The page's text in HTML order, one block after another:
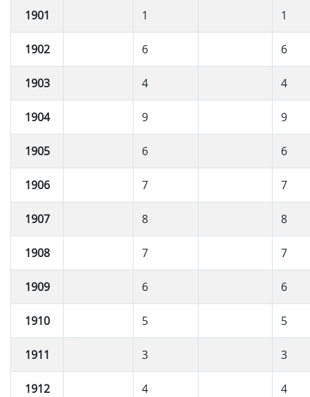
1901 1 1
1902 6 6
1903 4 4
1904 9 9
1905 6 6
1906 7 7
1907 8 8
1908 7 7
1909 6 6
1910 5 5
1911 3 3
1912 4 4